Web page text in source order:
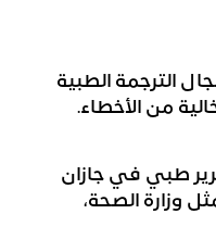
الترجمة الطبية
من الأخطاء.
طبي في جازان
وزارة الصحة،